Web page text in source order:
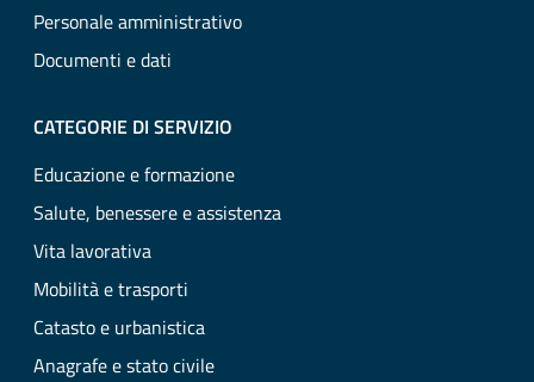
Personale amministrativo
Documenti e dati
CATEGORIE DI SERVIZIO
Educazione e formazione
Salute, benessere e assistenza
Vita lavorativa
Mobilità e trasporti
Catasto e urbanistica
Anagrafe e stato civile